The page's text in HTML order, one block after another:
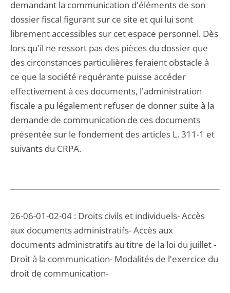
demandant la communication d'éléments de son
dossier fiscal figurant sur ce site et qui lui sont
librement accessibles sur cet espace personnel. Dès
lors qu'il ne ressort pas des pièces du dossier que
des circonstances particulières feraient obstacle à
ce que la société requérante puisse accéder
effectivement à ces documents, l'administration
fiscale a pu légalement refuser de donner suite à la
demande de communication de ces documents
présentée sur le fondement des articles L. 311-1 et
suivants du CRPA.
26-06-01-02-04 : Droits civils et individuels- Accès
aux documents administratifs- Accès aux
documents administratifs au titre de la loi du juillet -
Droit à la communication- Modalités de l'exercice du
droit de communication-